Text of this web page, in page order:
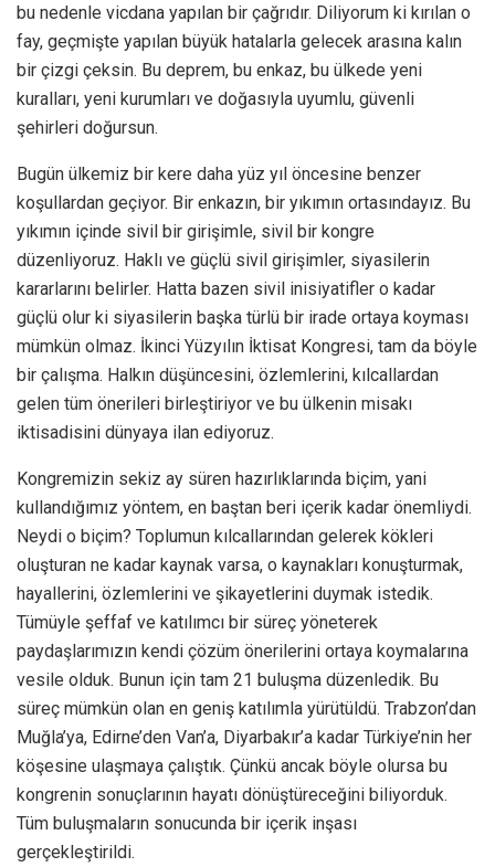
bu nedenle vicdana yapılan bir çağrıdır. Diliyorum ki kırılan o
fay, geçmişte yapılan büyük hatalarla gelecek arasına kalın
bir çizgi çeksin. Bu deprem, bu enkaz, bu ülkede yeni
kuralları, yeni kurumları ve doğasıyla uyumlu, güvenli
şehirleri doğursun.
Bugün ülkemiz bir kere daha yüz yıl öncesine benzer
koşullardan geçiyor. Bir enkazın, bir yıkımın ortasındayız. Bu
yıkımın içinde sivil bir girişimle, sivil bir kongre
düzenliyoruz. Haklı ve güçlü sivil girişimler, siyasilerin
kararlarını belirler. Hatta bazen sivil inisiyatifler o kadar
güçlü olur ki siyasilerin başka türlü bir irade ortaya koyması
mümkün olmaz. İkinci Yüzyılın İktisat Kongresi, tam da böyle
bir çalışma. Halkın düşüncesini, özlemlerini, kılcallardan
gelen tüm önerileri birleştiriyor ve bu ülkenin misakı
iktisadisini dünyaya ilan ediyoruz.
Kongremizin sekiz ay süren hazırlıklarında biçim, yani
kullandığımız yöntem, en baştan beri içerik kadar önemliydi.
Neydi o biçim? Toplumun kılcallarından gelerek kökleri
oluşturan ne kadar kaynak varsa, o kaynakları konuşturmak,
hayallerini, özlemlerini ve şikayetlerini duymak istedik.
Tümüyle şeffaf ve katılımcı bir süreç yöneterek
paydaşlarımızın kendi çözüm önerilerini ortaya koymalarına
vesile olduk. Bunun için tam 21 buluşma düzenledik. Bu
süreç mümkün olan en geniş katılımla yürütüldü. Trabzon’dan
Muğla’ya, Edirne’den Van’a, Diyarbakır’a kadar Türkiye’nin her
köşesine ulaşmaya çalıştık. Çünkü ancak böyle olursa bu
kongrenin sonuçlarının hayatı dönüştüreceğini biliyorduk.
Tüm buluşmaların sonucunda bir içerik inşası
gerçekleştirildi.